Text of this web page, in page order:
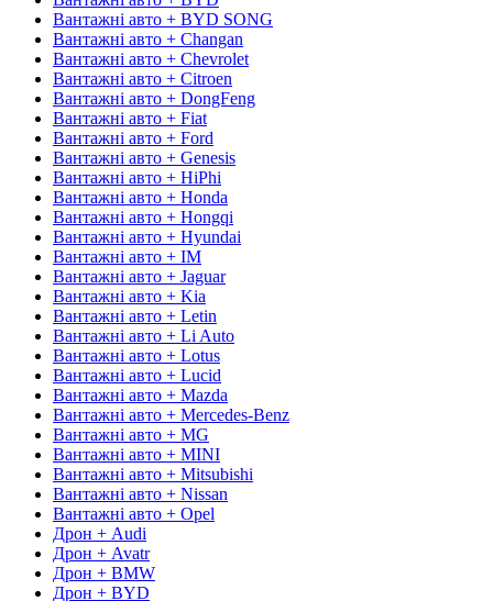
Вантажні авто + BYD SONG
Вантажні авто + Changan
Вантажні авто + Chevrolet
Вантажні авто + Citroen
Вантажні авто + DongFeng
Вантажні авто + Fiat
Вантажні авто + Ford
Вантажні авто + Genesis
Вантажні авто + HiPhi
Вантажні авто + Honda
Вантажні авто + Hongqi
Вантажні авто + Hyundai
Вантажні авто + IM
Вантажні авто + Jaguar
Вантажні авто + Kia
Вантажні авто + Letin
Вантажні авто + Li Auto
Вантажні авто + Lotus
Вантажні авто + Lucid
Вантажні авто + Mazda
Вантажні авто + Mercedes-Benz
Вантажні авто + MG
Вантажні авто + MINI
Вантажні авто + Mitsubishi
Вантажні авто + Nissan
Вантажні авто + Opel
Дрон + Audi
Дрон + Avatr
Дрон + BMW
Дрон + BYD